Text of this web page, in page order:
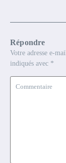
Répondre
Votre adresse e-
indiqués avec *